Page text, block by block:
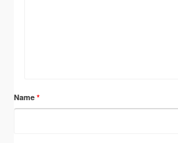
Name *